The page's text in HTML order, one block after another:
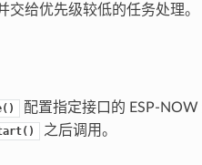
交给优先级较低的任务处理。
配置指定接口的 ESP-
之后调用。